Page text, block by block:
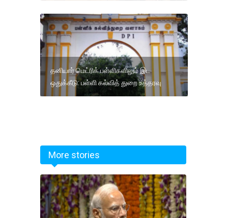
தனியார் மெட்ரிக் பள்ளிகளிலும் இட
ஒதுக்கீடு: பள்ளி கல்வித் துறை உத்தரவு
More stories